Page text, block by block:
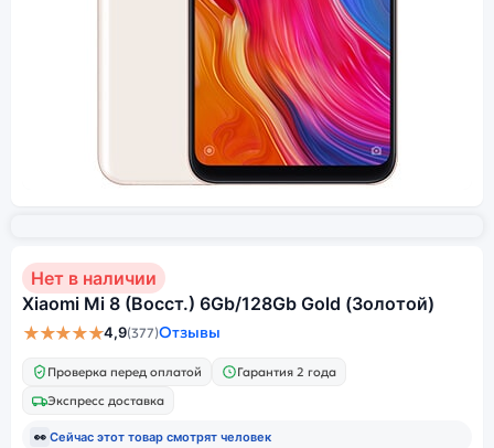
Нет в наличии
Xiaomi Mi 8 (Восст.) 6Gb/128Gb Gold (Золотой)
★★★★★4,9(377)Отзывы
Проверка перед оплатой
Гарантия 2 года
Экспресс доставка
👀 Сейчас этот товар смотрят человек